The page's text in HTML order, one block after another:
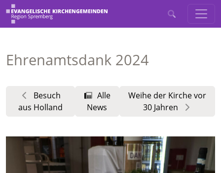
Ehrenamtsdank 2024
Besuch
aus Holland
Alle
News
Weihe der Kirche vor
30 Jahren